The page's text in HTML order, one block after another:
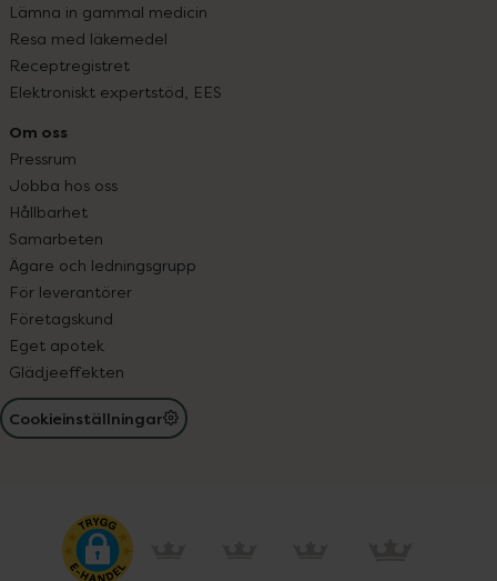
Lämna in gammal medicin
Resa med läkemedel
Receptregistret
Elektroniskt expertstöd, EES
Om oss
Pressrum
Jobba hos oss
Hållbarhet
Samarbeten
Ägare och ledningsgrupp
För leverantörer
Företagskund
Eget apotek
Glädjeeffekten
Cookieinställningar